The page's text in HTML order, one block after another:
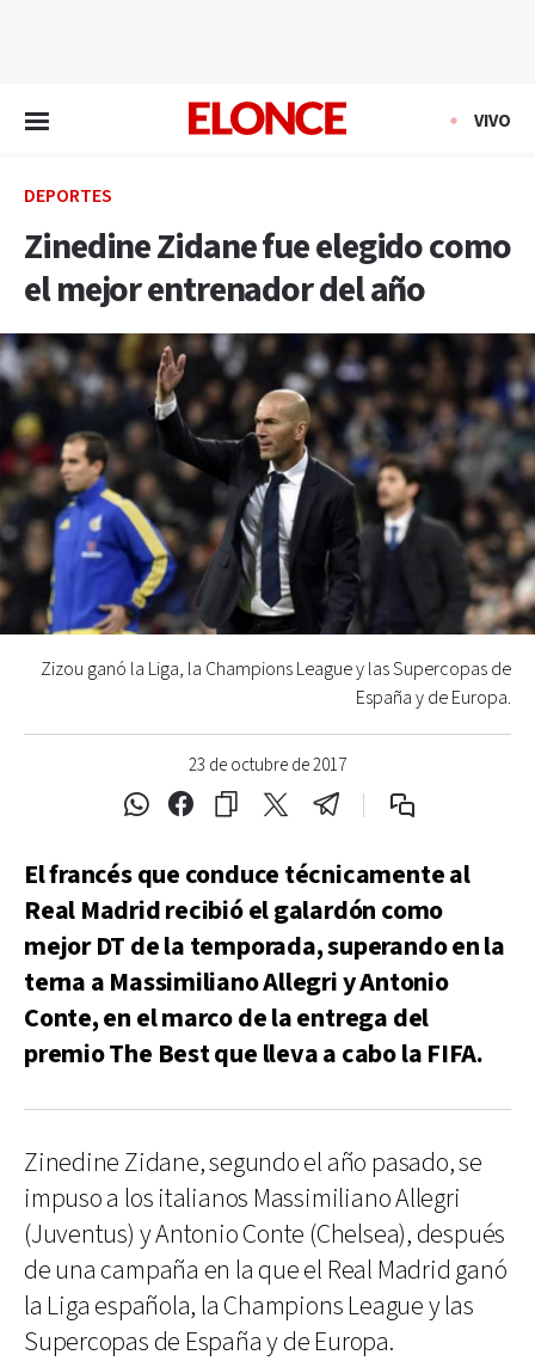
VIVO
DEPORTES
Zinedine Zidane fue elegido como
el mejor entrenador del año
23 de octubre de 2017
Zizou ganó la Liga, la Champions League y las Supercopas de
España y de Europa.
El francés que conduce técnicamente al
Real Madrid recibió el galardón como
mejor DT de la temporada, superando en la
terna a Massimiliano Allegri y Antonio
Conte, en el marco de la entrega del
premio The Best que lleva a cabo la FIFA.
Zinedine Zidane, segundo el año pasado, se
impuso a los italianos Massimiliano Allegri
(Juventus) y Antonio Conte (Chelsea), después
de una campaña en la que el Real Madrid ganó
la Liga española, la Champions League y las
Supercopas de España y de Europa.